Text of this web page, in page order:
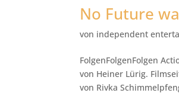
No Future
von independent
FolgenFolgenFolgen
von Heiner Lürig.
von Rivka